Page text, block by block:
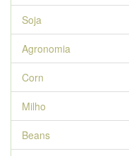
Soja
Agronomia
Corn
Milho
Beans